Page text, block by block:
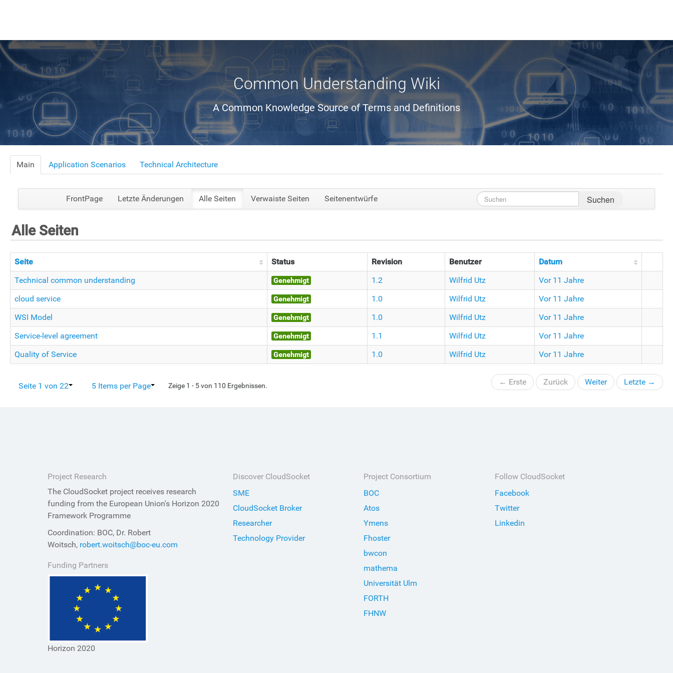
Common Understanding Wiki
A Common Knowledge Source of Terms and Definitions
Main Application Scenarios Technical Architecture
FrontPage Letzte Änderungen Alle Seiten Verwaiste Seiten Seitenentwürfe Suchen
Alle Seiten
Seite Status Revision Benutzer
Datum
Technical common understanding
Genehmigt 1.2 Wilfrid Utz
Vor 11 Jahre
cloud service
Genehmigt 1.0 Wilfrid Utz
Vor 11 Jahre
WSI Model
Genehmigt 1.0 Wilfrid Utz
Vor 11 Jahre
Service-level agreement
Genehmigt 1.1 Wilfrid Utz
Vor 11 Jahre
Quality of Service
Genehmigt 1.0 Wilfrid Utz Vor 11 Jahre
Seite 1 von 22 5 Items per Page Zeige 1 - 5 von 110 Ergebnissen. ← Erste Zurück Weiter Letzte →
Project Research
The CloudSocket project receives research
funding from the European Union's Horizon 2020
Framework Programme
Coordination: BOC, Dr. Robert
Woitsch, robert.woitsch@boc-eu.com
Funding Partners
Horizon 2020
Discover CloudSocket
SME
CloudSocket Broker
Researcher
Technology Provider
Project Consortium
BOC
Atos
Ymens
Fhoster
bwcon
mathema
Universität Ulm
FORTH
FHNW
Follow CloudSocket
Facebook
Twitter
Linkedin